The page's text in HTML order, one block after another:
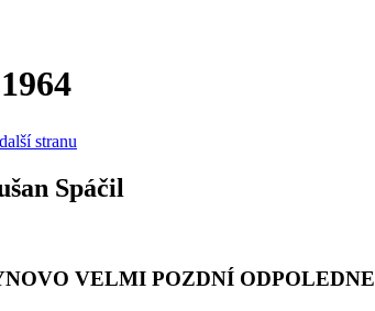
stranu
Spáčil
VELMI POZDNÍ ODPOLEDNE